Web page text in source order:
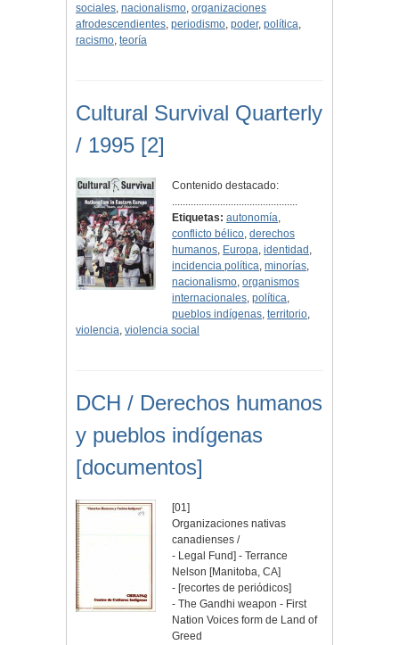
sociales, nacionalismo, organizaciones
afrodescendientes, periodismo, poder, política,
racismo, teoría
Cultural Survival Quarterly
/ 1995 [2]
Contenido destacado:
...............................................
Etiquetas: autonomía,
conflicto bélico,derechos
humanos, Europa,identidad ,
incidencia política,minorías,
nacionalismo,organismos
internacionales,política,
pueblos indígenas,territorio,
violencia, violencia social
DCH / Derechos humanos
y pueblos indígenas
[documentos]
[01]
Organizaciones nativas
canadienses /
- Legal Fund] - Terrance
Nelson [Manitoba, CA]
- [recortes de periódicos]
- The Gandhi weapon - First
Nation Voices form de Land of
Greed